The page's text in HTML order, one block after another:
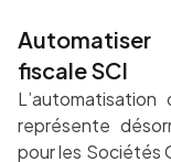
fiscale SCI
représente
pour les Sociétés